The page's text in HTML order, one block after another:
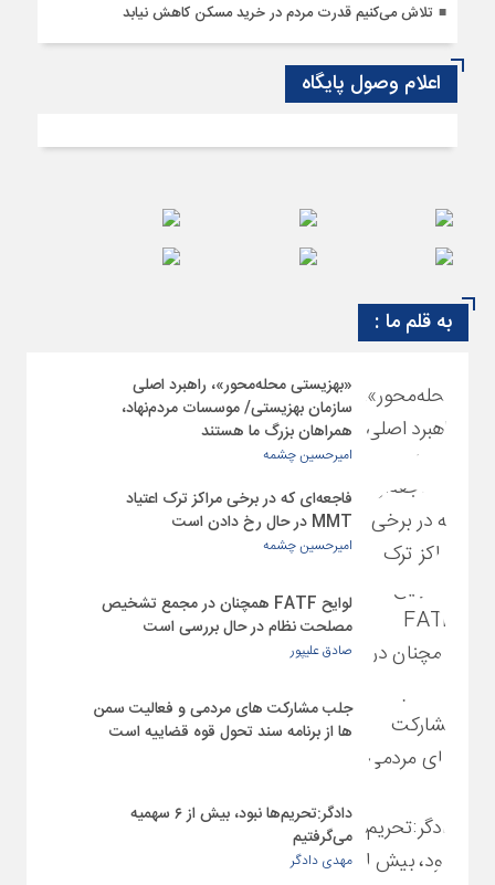
تلاش می‌کنیم قدرت مردم در خرید مسکن کاهش نیابد
اعلام وصول پایگاه
به قلم ما :
«بهزیستی محله‌محور»، راهبرد اصلی
سازمان بهزیستی/ موسسات مردم‌نهاد،
همراهان بزرگ ما هستند
امیرحسین چشمه
فاجعه‌ای که در برخی مراکز ترک اعتیاد
MMT در حال رخ دادن است
امیرحسین چشمه
لوایح FATF همچنان در مجمع تشخیص
مصلحت نظام در حال بررسی است
صادق علیپور
جلب مشارکت های مردمی و فعالیت سمن
ها از برنامه سند تحول قوه قضاییه است
دادگر:تحریم‌ها نبود، بیش از ۶ سهمیه
می‌گرفتیم
مهدی دادگر